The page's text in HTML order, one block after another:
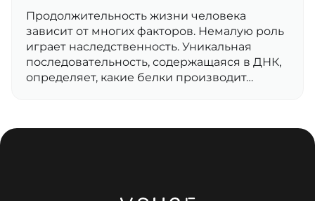
Продолжительность жизни человека
зависит от многих факторов. Немалую роль
играет наследственность. Уникальная
последовательность, содержащаяся в ДНК,
определяет, какие белки производит…